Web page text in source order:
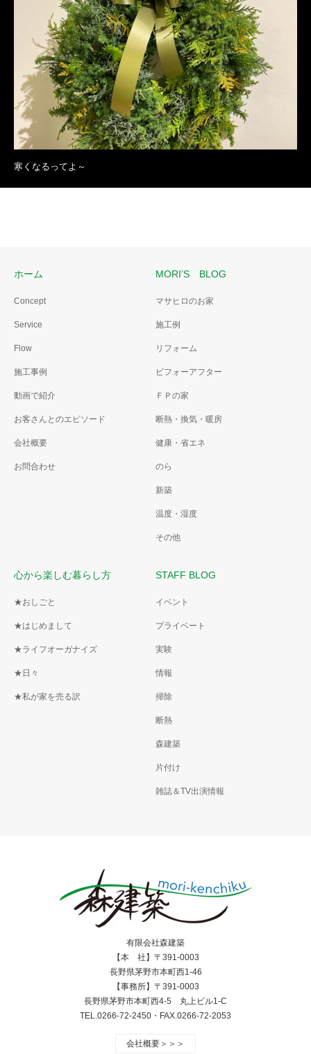
寒くなるってよ～
ホーム
Concept
Service
Flow
施工事例
動画で紹介
お客さんとのエピソード
会社概要
お問合わせ
MORI’S BLOG
マサヒロのお家
施工例
リフォーム
ビフォーアフター
ＦＰの家
断熱・換気・暖房
健康・省エネ
のら
新築
温度・湿度
その他
心から楽しむ暮らし方
★おしごと
★はじめまして
★ライフオーガナイズ
★日々
★私が家を売る訳
STAFF BLOG
イベント
プライベート
実験
情報
掃除
断熱
森建築
片付け
雑誌＆TV出演情報
有限会社森建築
【本 社】〒391-0003
長野県茅野市本町西1-46
【事務所】〒391-0003
長野県茅野市本町西4-5 丸上ビル1-C
TEL.0266-72-2450・FAX.0266-72-2053
会社概要＞＞＞